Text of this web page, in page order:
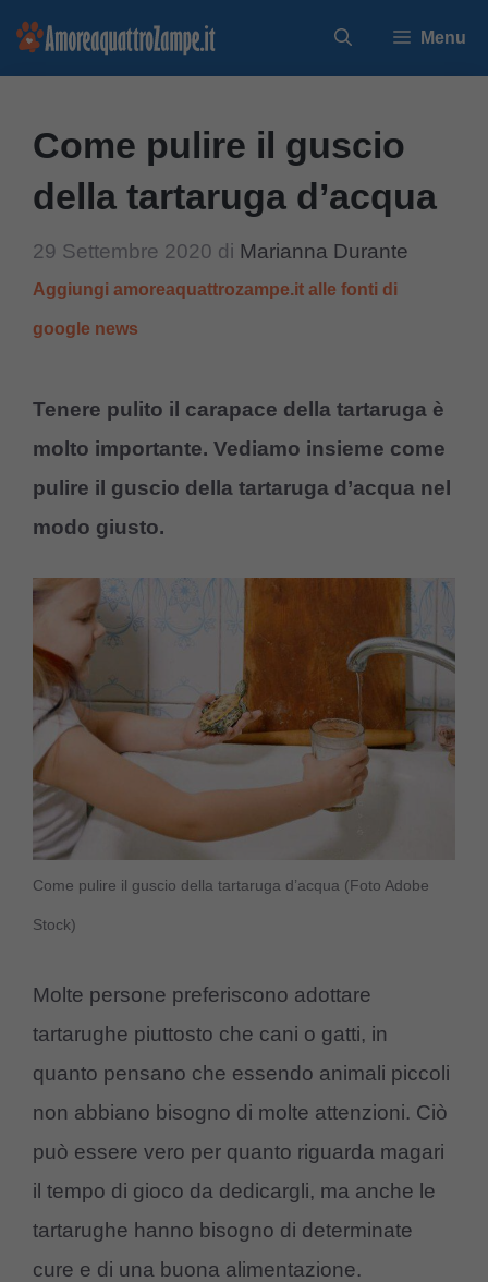
Vai
Menu
Come pulire il guscio
della tartaruga d’acqua
29 Settembre 2020 di Marianna Durante
Aggiungi amoreaquattrozampe.it alle fonti di
google news
Tenere pulito il carapace della tartaruga è
molto importante. Vediamo insieme come
pulire il guscio della tartaruga d’acqua nel
modo giusto.
Come pulire il guscio della tartaruga d’acqua (Foto Adobe
Stock)
Molte persone preferiscono adottare
tartarughe piuttosto che cani o gatti, in
quanto pensano che essendo animali piccoli
non abbiano bisogno di molte attenzioni. Ciò
può essere vero per quanto riguarda magari
il tempo di gioco da dedicargli, ma anche le
tartarughe hanno bisogno di determinate
cure e di una buona alimentazione.